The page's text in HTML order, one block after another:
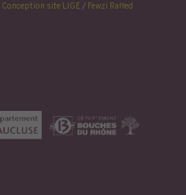
Conception site LIGE/ Fewzi Raffed